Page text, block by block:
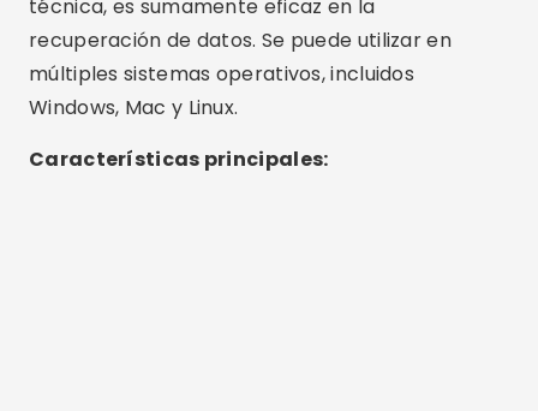
Funciona en múltiples sistemas operativos.
Altamente eficaz para recuperar fotografías
de discos duros, tarjetas de memoria y
dispositivos USB.
Gratis y de código abierto.